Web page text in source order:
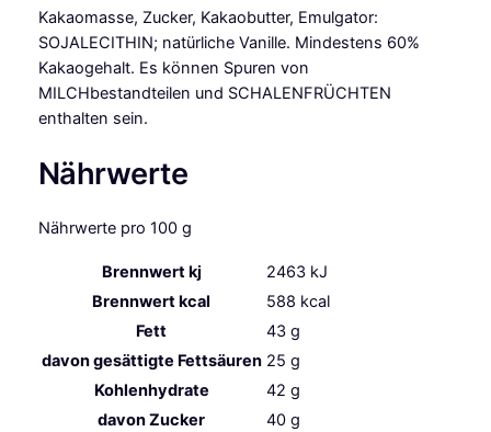
Kakaomasse, Zucker, Kakaobutter, Emulgator:
SOJALECITHIN; natürliche Vanille. Mindestens 60%
Kakaogehalt. Es können Spuren von
MILCHbestandteilen und SCHALENFRÜCHTEN
enthalten sein.
Nährwerte
Nährwerte pro 100 g
Brennwert kj 2463 kJ
Brennwert kcal
588 kcal
Fett
43 g
davongesättigte Fettsäuren 25 g
Kohlenhydrate
42 g
davonZucker 40 g